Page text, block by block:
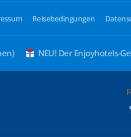
Reisebedingungen
NEU! Der Enjoyhotels-